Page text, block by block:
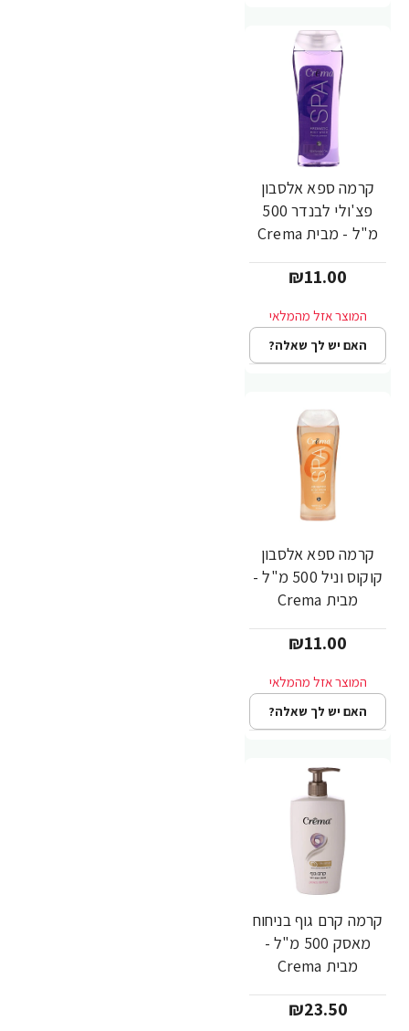
קרמה ספא אלסבון
פצ'ולי לבנדר 500
מ"ל - מבית Crema
₪11.00
האם יש לך שאלה?
קרמה ספא אלסבון
קוקוס וניל 500 מ"ל -
מבית Crema
₪11.00
האם יש לך שאלה?
קרמה קרם גוף בניחוח
מאסק 500 מ"ל -
מבית Crema
₪23.50